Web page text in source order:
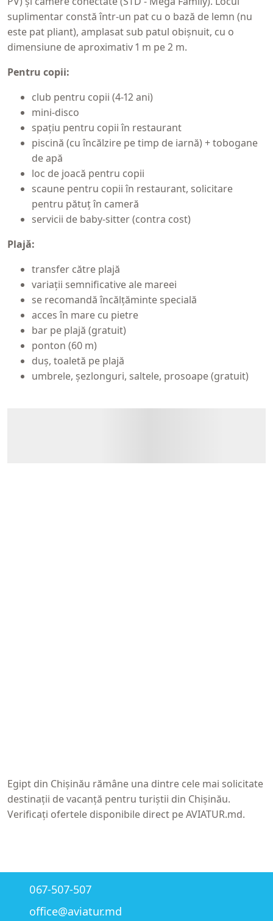
suplimentar constă într-un pat cu o bază de lemn (nu
este pat pliant), amplasat sub patul obișnuit, cu o
dimensiune de aproximativ 1 m pe 2 m.
Pentru copii:
club pentru copii (4-12 ani)
mini-disco
spațiu pentru copii în restaurant
piscină (cu încălzire pe timp de iarnă) + tobogane
de apă
loc de joacă pentru copii
scaune pentru copii în restaurant, solicitare
pentru pătuț în cameră
servicii de baby-sitter (contra cost)
Plajă:
transfer către plajă
variații semnificative ale mareei
se recomandă încălțăminte specială
acces în mare cu pietre
bar pe plajă (gratuit)
ponton (60 m)
duș, toaletă pe plajă
umbrele, șezlonguri, saltele, prosoape (gratuit)
Egipt din Chișinău rămâne una dintre cele mai solicitate
destinații de vacanță pentru turiștii din Chișinău.
Verificați ofertele disponibile direct peAVIATUR.md.
067-507-507
office@aviatur.md